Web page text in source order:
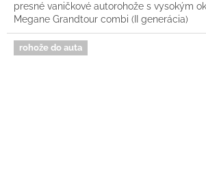
presné vaničkové autorohože s vysokým
Megane Grandtour combi (II generácia)
rohože do auta